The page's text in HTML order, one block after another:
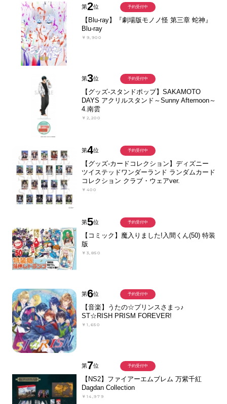
第2位
【Blu-ray】『劇場版モノノ怪 第三章 蛇神』
Blu-ray
￥9,900
予約受付中
第3位
【グッズ-スタンドポップ】SAKAMOTO
DAYS アクリルスタンド～Sunny Afternoon～
4.南雲
￥2,200
予約受付中
第4位
【グッズ-カードコレクション】ディズニー
ツイステッドワンダーランド ランダムカード
コレクション クラブ・ウェアver.
￥400
予約受付中
第5位
【コミック】魔入りました!入間くん(50) 特装
版
￥3,850
予約受付中
第6位
【音楽】うたの☆プリンスさまっ♪
ST☆RISH PRISM FOREVER!
￥1,650
予約受付中
第7位
【NS2】ファイアーエムブレム 万紫千紅
Dagdan Collection
￥14,979
予約受付中